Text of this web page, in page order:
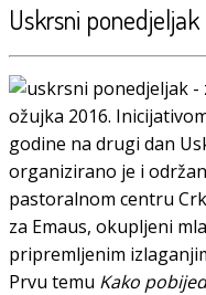
Uskrsni
ožujka 2016.
godine na drugi dan
organizirano je i
pastoralnom centru
za Emaus, okupljeni
pripremljenim
Prvu temu Kako